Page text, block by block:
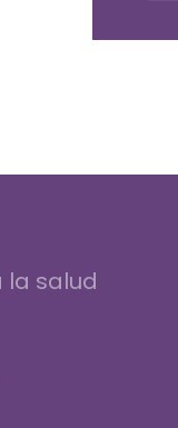
la salud